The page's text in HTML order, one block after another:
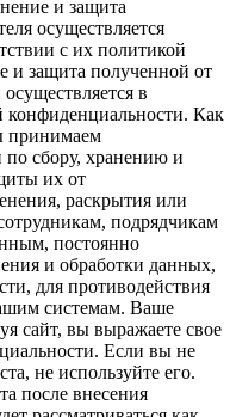
и защита
осуществляется
с их политикой
и защита полученной от
в
конфиденциальности. Как
по сбору, хранению и
их от
раскрытия или
подрядчикам
постоянно
и обработки данных,
для противодействия
системам. Ваше
сайт, вы выражаете свое
Если вы не
не используйте его.
после внесения